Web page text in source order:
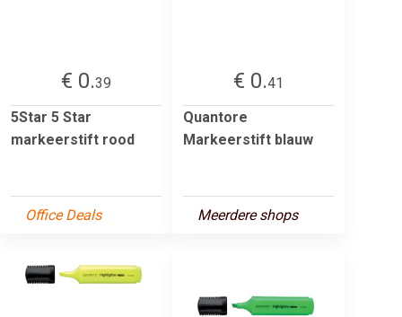
€ 0.39
5Star 5 Star
markeerstift rood
Office Deals
€ 0.41
Quantore
Markeerstift blauw
Meerdere shops